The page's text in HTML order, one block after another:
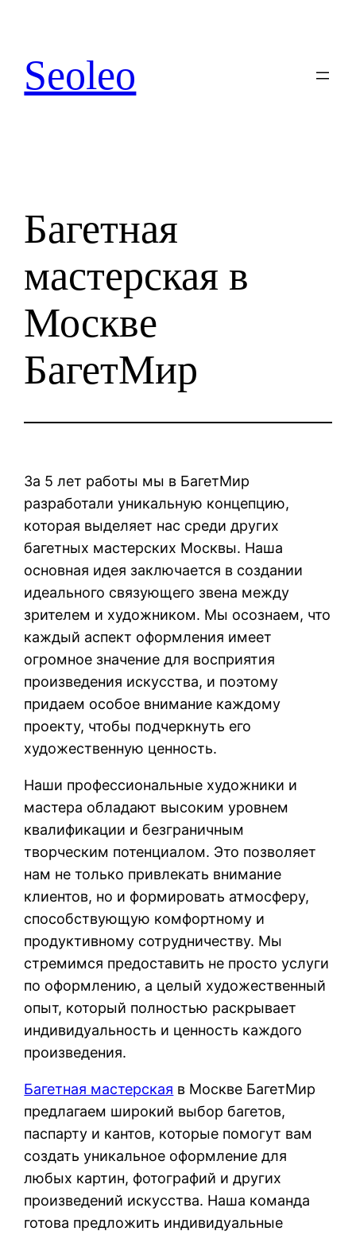
содержимому
Seoleo
Багетная
мастерская в
Москве
БагетМир
За 5 лет работы мы в БагетМир
разработали уникальную концепцию,
которая выделяет нас среди других
багетных мастерских Москвы. Наша
основная идея заключается в создании
идеального связующего звена между
зрителем и художником. Мы осознаем, что
каждый аспект оформления имеет
огромное значение для восприятия
произведения искусства, и поэтому
придаем особое внимание каждому
проекту, чтобы подчеркнуть его
художественную ценность.
Наши профессиональные художники и
мастера обладают высоким уровнем
квалификации и безграничным
творческим потенциалом. Это позволяет
нам не только привлекать внимание
клиентов, но и формировать атмосферу,
способствующую комфортному и
продуктивному сотрудничеству. Мы
стремимся предоставить не просто услуги
по оформлению, а целый художественный
опыт, который полностью раскрывает
индивидуальность и ценность каждого
произведения.
Багетная мастерская в Москве БагетМир
предлагаем широкий выбор багетов,
паспарту и кантов, которые помогут вам
создать уникальное оформление для
любых картин, фотографий и других
произведений искусства. Наша команда
готова предложить индивидуальные